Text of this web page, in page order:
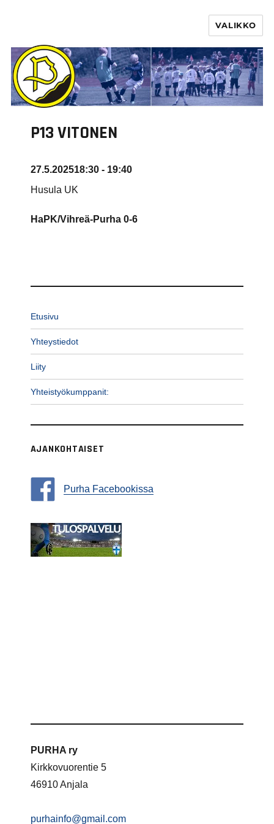
VALIKKO
P13 VITONEN
27.5.202518:30 - 19:40
Husula UK
HaPK/Vihreä-Purha 0-6
Etusivu
Yhteystiedot
Liity
Yhteistyökumppanit:
AJANKOHTAISET
Purha Facebookissa
PURHA ry
Kirkkovuorentie 5
46910 Anjala
purhainfo@gmail.com